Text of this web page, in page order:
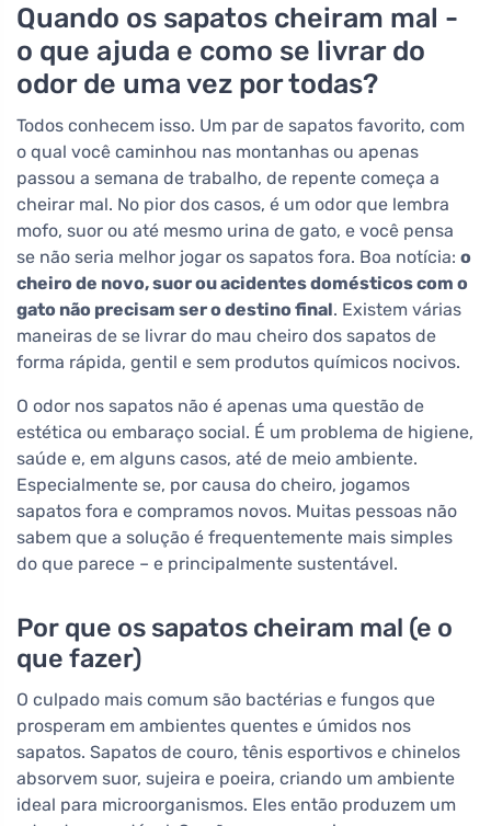
Quando os sapatos cheiram mal -
o que ajuda e como se livrar do
odor de uma vez por todas?
Todos conhecem isso. Um par de sapatos favorito, com
o qual você caminhou nas montanhas ou apenas
passou a semana de trabalho, de repente começa a
cheirar mal. No pior dos casos, é um odor que lembra
mofo, suor ou até mesmo urina de gato, e você pensa
se não seria melhor jogar os sapatos fora. Boa notícia: o
cheiro de novo, suor ou acidentes domésticos com o
gato não precisam ser o destino final. Existem várias
maneiras de se livrar do mau cheiro dos sapatos de
forma rápida, gentil e sem produtos químicos nocivos.
O odor nos sapatos não é apenas uma questão de
estética ou embaraço social. É um problema de higiene,
saúde e, em alguns casos, até de meio ambiente.
Especialmente se, por causa do cheiro, jogamos
sapatos fora e compramos novos. Muitas pessoas não
sabem que a solução é frequentemente mais simples
do que parece – e principalmente sustentável.
Por que os sapatos cheiram mal (e o
que fazer)
O culpado mais comum são bactérias e fungos que
prosperam em ambientes quentes e úmidos nos
sapatos. Sapatos de couro, tênis esportivos e chinelos
absorvem suor, sujeira e poeira, criando um ambiente
ideal para microorganismos. Eles então produzem um